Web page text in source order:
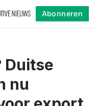
Abonneren
Duitse
nu